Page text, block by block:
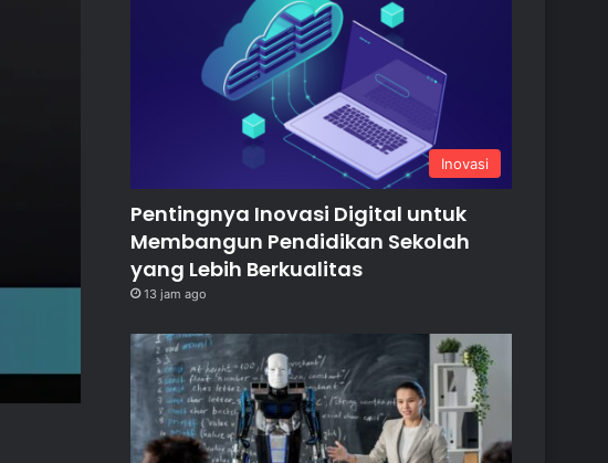
Inovasi
Pentingnya Inovasi Digital untuk
Membangun Pendidikan Sekolah
yang Lebih Berkualitas
13 jam ago